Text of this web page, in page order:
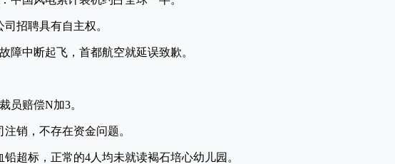
招聘具有自主权。
障中断起飞，首都航空就延误致歉。
员赔偿N加3。
销，不存在资金问题。
超标，正常的4人均未就读褐石培心幼儿园。